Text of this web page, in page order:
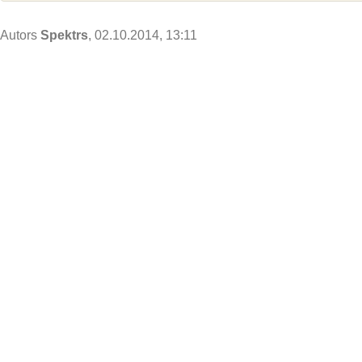
Autors Spektrs, 02.10.2014, 13:11